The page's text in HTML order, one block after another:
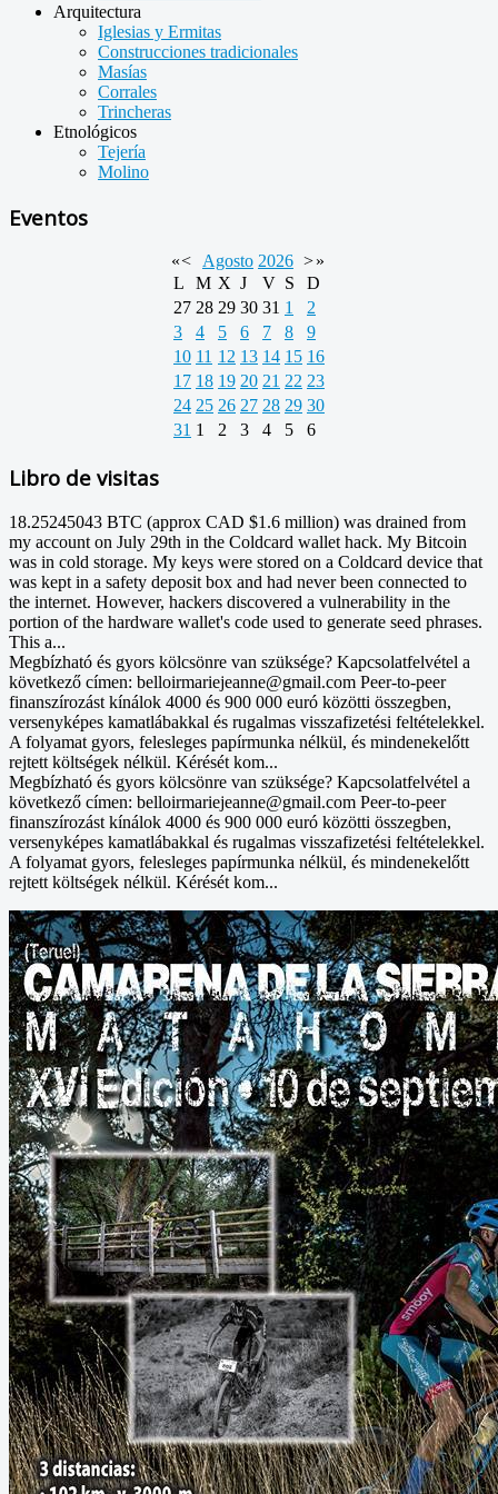
Arquitectura
Iglesias y Ermitas
Construcciones tradicionales
Masías
Corrales
Trincheras
Etnológicos
Tejería
Molino
Eventos
«< Agosto 2026 >»
L
M X J V S
D
27 28 29 30 31 1
2
3
4 5 6 7 8
9
10 11 12 13 14 15 16
17 18 19 20 21 22 23
24 25 26 27 28 29 30
31 1 2 3 4 5 6
Libro de visitas
18.25245043 BTC (approx CAD $1.6 million) was drained from
my account on July 29th in the Coldcard wallet hack. My Bitcoin
was in cold storage. My keys were stored on a Coldcard device that
was kept in a safety deposit box and had never been connected to
the internet. However, hackers discovered a vulnerability in the
portion of the hardware wallet's code used to generate seed phrases.
This a...
Megbízható és gyors kölcsönre van szüksége? Kapcsolatfelvétel a
következő címen: belloirmariejeanne@gmail.com Peer-to-peer
finanszírozást kínálok 4000 és 900 000 euró közötti összegben,
versenyképes kamatlábakkal és rugalmas visszafizetési feltételekkel.
A folyamat gyors, felesleges papírmunka nélkül, és mindenekelőtt
rejtett költségek nélkül. Kérését kom...
Megbízható és gyors kölcsönre van szüksége? Kapcsolatfelvétel a
következő címen: belloirmariejeanne@gmail.com Peer-to-peer
finanszírozást kínálok 4000 és 900 000 euró közötti összegben,
versenyképes kamatlábakkal és rugalmas visszafizetési feltételekkel.
A folyamat gyors, felesleges papírmunka nélkül, és mindenekelőtt
rejtett költségek nélkül. Kérését kom...